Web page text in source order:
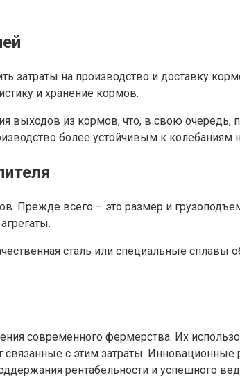
затраты на производство и доставку
и хранение кормов.
выходов из кормов, что, в свою очередь,
более устойчивым к колебаниям
всего – это размер и
сталь или специальные сплавы
современного фермерства. Их
связанные с этим затраты.
рентабельности и успешного